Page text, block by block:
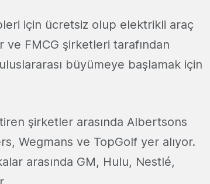
için ücretsiz olup elektrikli araç
FMCG şirketleri tarafından
büyümeye başlamak için
şirketler arasında Albertsons
Wegmans ve TopGolf yer alıyor.
arasında GM, Hulu, Nestlé,